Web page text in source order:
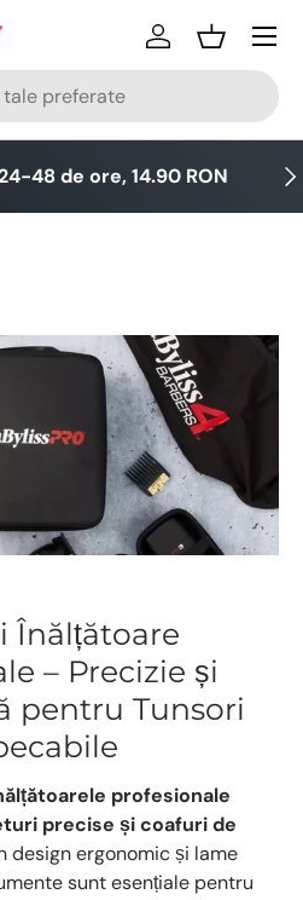
LogareCos
Meniu
48 de ore, 14.90 RON
Înălțătoare
– Precizie și
pentru Tunsori
profesionale
precise și coafuri de
design ergonomic și lame
sunt esențiale pentru